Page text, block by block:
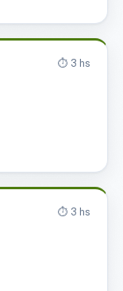
⏱️ 3 hs
⏱️ 3 hs